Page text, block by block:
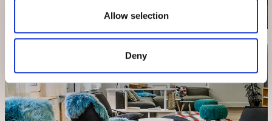
Allow selection
Deny